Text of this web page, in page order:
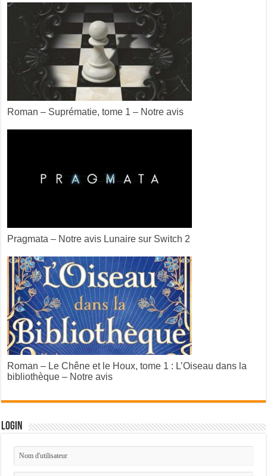
Roman – Suprématie, tome 1 – Notre avis
Pragmata – Notre avis Lunaire sur Switch 2
Roman – Le Chêne et le Houx, tome 1 : L’Oiseau dans la
bibliothèque – Notre avis
Login